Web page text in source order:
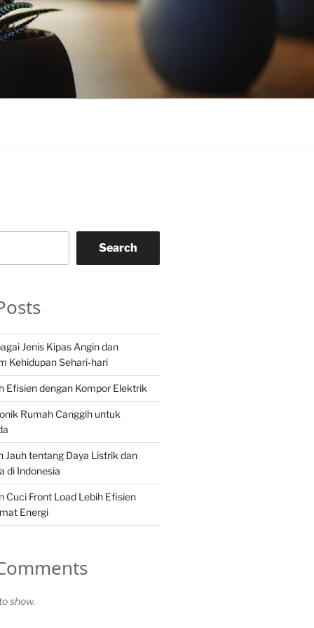
Search
Jenis Kipas Angin dan
Kehidupan Sehari-hari
Efisien dengan Kompor Elektrik
Rumah Canggih untuk
Jauh tentang Daya Listrik dan
di Indonesia
Cuci Front Load Lebih Efisien
Energi
show.